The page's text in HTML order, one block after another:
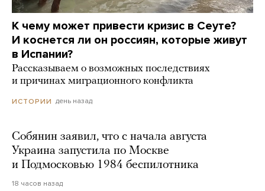
К чему может привести кризис в Сеуте?
И коснется ли он россиян, которые живут
в Испании?
Рассказываем о возможных последствиях
и причинах миграционного конфликта
ИСТОРИИ день назад
Собянин заявил, что с начала августа
Украина запустила по Москве
и Подмосковью 1984 беспилотника
18 часов назад